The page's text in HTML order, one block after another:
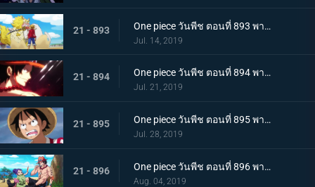
21 - 893 One piece วันพีช ตอนที่ 893 พากย์ไทย โอทามะปรากฏตัว ลูฟี่ vs ทหารไคโด!
Jul. 14, 2019
21 - 894 One piece วันพีช ตอนที่ 894 พากย์ไทย จะต้องมาแน่ๆ ตำนานเอสที่แคว้นวาโนะ!
Jul. 21, 2019
21 - 895 One piece วันพีช ตอนที่ 895 พากย์ไทย ตอนพิเศษ! นักล่าค่าหัวสุดแกร่ง ซีดอล
Jul. 28, 2019
21 - 896 One piece วันพีช ตอนที่ 896 พากย์ไทย ตอนพิเศษ! ศึกตัดสินระหว่างลูฟี่และเจ้าแห่งแก๊ส
Aug. 04, 2019